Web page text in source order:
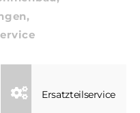
Ersatzteilservice